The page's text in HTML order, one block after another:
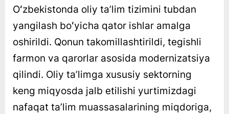
YECHIMI
TARAQQIYOT
GAROVI
ga
Oʻzbekistonda oliy taʼlim tizimini tubdan
yangilash boʻyicha qator ishlar amalga
oshirildi. Qonun takomillashtirildi, tegishli
farmon va qarorlar asosida modernizatsiya
qilindi. Oliy taʼlimga xususiy sektorning
keng miqyosda jalb etilishi yurtimizdagi
nafaqat taʼlim muassasalarining miqdoriga,